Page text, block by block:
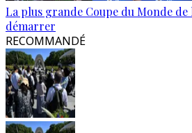
La plus grande Coupe du Monde de
démarrer
RECOMMANDÉ